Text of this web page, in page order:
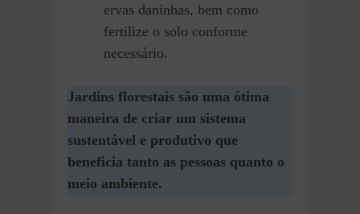
ervas daninhas, bem como
fertilize o solo conforme
necessário.
Jardins florestais são uma ótima
maneira de criar um sistema
sustentável e produtivo que
beneficia tanto as pessoas quanto o
meio ambiente.